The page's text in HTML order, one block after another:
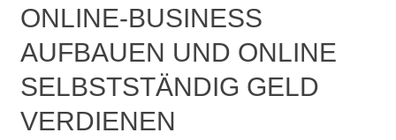
erlangen
ONLINE-BUSINESS
AUFBAUEN UND ONLINE
SELBSTSTÄNDIG GELD
VERDIENEN